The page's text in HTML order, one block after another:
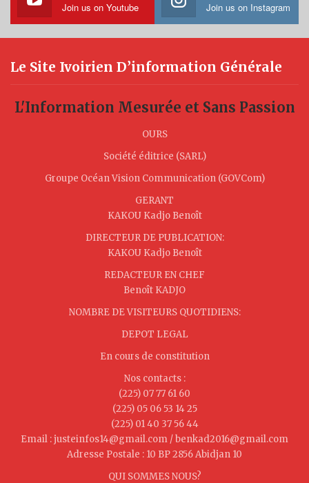
Join us on Youtube Join us on Instagram
Le Site Ivoirien D’information Générale
L'Information Mesurée et Sans Passion
OURS
Société éditrice (SARL)
Groupe Océan Vision Communication (GOVCom)
GERANT
KAKOU Kadjo Benoît
DIRECTEUR DE PUBLICATION:
KAKOU Kadjo Benoît
REDACTEUR EN CHEF
Benoît KADJO
NOMBRE DE VISITEURS QUOTIDIENS:
DEPOT LEGAL
En cours de constitution
Nos contacts :
(225) 07 77 61 60
(225) 05 06 53 14 25
(225) 01 40 37 56 44
Email : justeinfos14@gmail.com / benkad2016@gmail.com
Adresse Postale : 10 BP 2856 Abidjan 10
QUI SOMMES NOUS?